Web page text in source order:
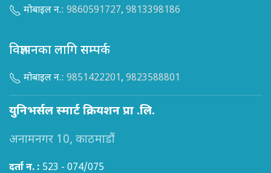
मोबाइल न.: 9860591727, 9813398186
विज्ञापनका लागि सम्पर्क
मोबाइल न.: 9851422201, 9823588801
युनिभर्सल स्मार्ट क्रियशन प्रा .लि.
अनामनगर 10, काठमाडौं
दर्ता न. : 523 - 074/075